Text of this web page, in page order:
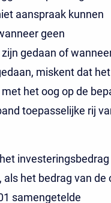
aanspraak kunnen
geen
gedaan of
miskent dat het
het oog op de
toepasselijke rij
investeringsbedrag
het bedrag van de
samengetelde